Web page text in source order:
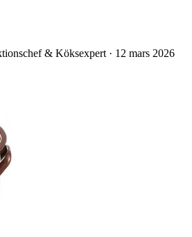
& Köksexpert · 12 mars 2026